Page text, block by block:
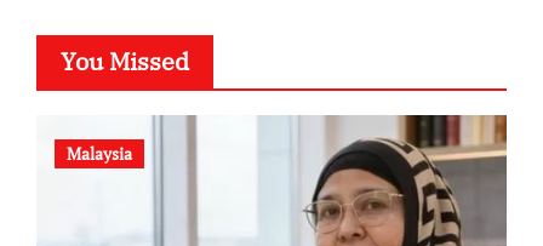
You Missed
Malaysia